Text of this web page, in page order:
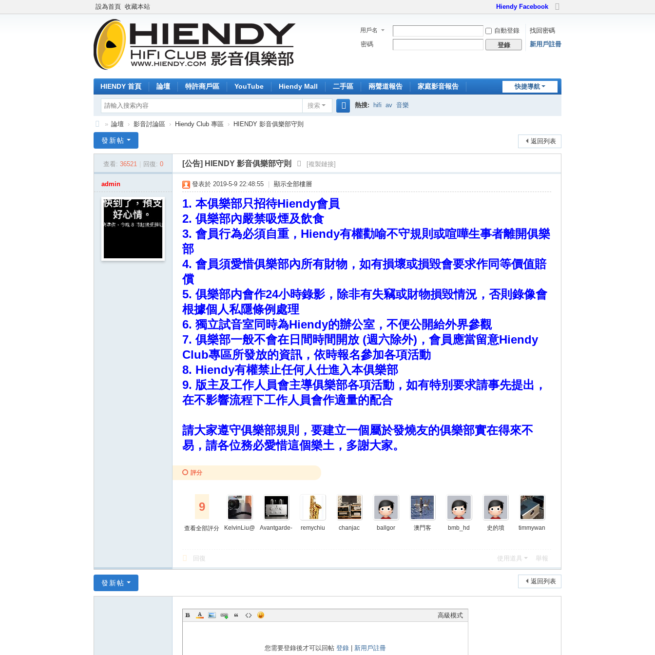
設為首頁 收藏本站 Hiendy Facebook
切
到
寬
用戶名 自動登錄
找回密碼
密碼
登錄 新用戶註冊
快捷導航
HIENDY 首頁 論壇 特許商戶區 YouTube Hiendy Mall 二手區 兩聲道報告
家庭影音報告
搜索 熱搜: hifi av 音樂
en
o
» 論壇 › 影音討論區 › Hiendy Club 專區 › HIENDY 影音俱樂部守則
返回列表
發新帖
查看: 36521 回復: 0 [公告] HIENDY 影音俱樂部守則 [複製鏈接]
admin 發表於 2019-5-9 22:48:55 顯示全部樓層
1. 本俱樂部只招待Hiendy會員
2. 俱樂部內嚴禁吸煙及飲食
3. 會員行為必須自重，Hiendy有權勸喻不守規則或喧嘩生事者離開俱樂
部
4. 會員須愛惜俱樂部內所有財物，如有損壞或損毀會要求作同等價值賠
償
5. 俱樂部内會作24小時錄影，除非有失竊或財物損毀情況，否則錄像會
根據個人私隱條例處理
6. 獨立試音室同時為Hiendy的辦公室，不便公開給外界參觀
7. 俱樂部一般不會在日間時間開放 (週六除外)，會員應當留意Hiendy
Club專區所發放的資訊，依時報名參加各項活動
8. Hiendy有權禁止任何人仕進入本俱樂部
9. 版主及工作人員會主導俱樂部各項活動，如有特別要求請事先提出，
在不影響流程下工作人員會作適量的配合
請大家遵守俱樂部規則，要建立一個屬於發燒友的俱樂部實在得來不
易，請各位務必愛惜這個樂土，多謝大家。
評分
9
查看全部評分
KelvinLiu@
Avantgarde-
remychiu chanjac ballgor 澳門客 bmb_hd 史的墳 timmywan
回復 使用道具 舉報
返回列表
發新帖
高級模式
您需要登錄後才可以回帖 登錄 新用戶註冊